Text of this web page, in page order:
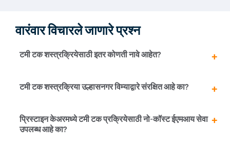
वारंवार विचारले जाणारे प्रश्न
टमी टक शस्त्रक्रियेसाठी इतर कोणती नावे आहेत?
टमी टक सर्जरीला अॅबडोमिनोप्लास्टी (पुरुष आणि मादी दोघांमध्ये)
आणि मॉमी मेकओव्हर (केवळ महिलांमध्ये) असेही म्हणतात.
टमी टक शस्त्रक्रिया उल्हासनगर विम्याद्वारे संरक्षित आहे का?
टमी टक शस्त्रक्रिया ही एक कॉस्मेटिक प्रक्रिया आहे. म्हणून, ही
पॉलिसी इतर कोणत्याही शहर उल्हासनगर मध्ये आरोग्य विम्याद्वारे
प्रिस्टाइन केअरमध्ये टमी टक प्रक्रियेसाठी नो-कॉस्ट ईएमआय सेवा
उपलब्ध आहे का?